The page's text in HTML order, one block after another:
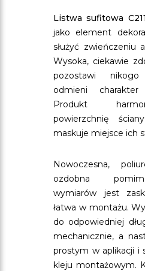
Listwa sufitowa
jako element
służyć zwieńczeniu
Wysoka, ciekawie
pozostawi
odmieni charakter
Produkt
powierzchnię
maskuje miejsce ich
Nowoczesna,
ozdobna
wymiarów jest
łatwa w montażu.
do odpowiedniej
mechanicznie, a
prostym w aplikacji i
kleju montażowym.